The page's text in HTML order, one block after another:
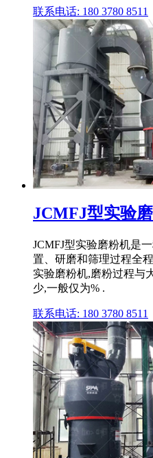
联系电话: 180 3780 8511
JCMFJ型实验
JCMFJ型实验磨粉机是
置、研磨和筛理过程全
实验磨粉机,磨粉过程与
少,一般仅为% .
联系电话: 180 3780 8511